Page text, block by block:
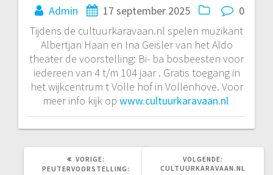
Admin 17 september 2025
0
Tijdens de cultuurkaravaan.nl spelen muzikant
Albertjan Haan en Ina Geisler van het Aldo
theater de voorstelling: Bi- ba bosbeesten voor
iedereen van 4 t/m 104 jaar . Gratis toegang in
het wijkcentrum t Volle hof in Vollenhove. Voor
meer info kijk op www.cultuurkaravaan.nl
VORIGE:
BERICHT:
PEUTERVOORSTELLING:
VOLGENDE:
BERICHT:
CULTUURKARAVAAN.NL